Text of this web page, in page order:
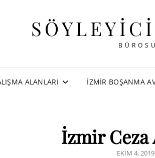
BÜROSU
ALANLARI İZMIR BOŞANMA
İzmir Ceza
POSTED
EKIM 4, 2019